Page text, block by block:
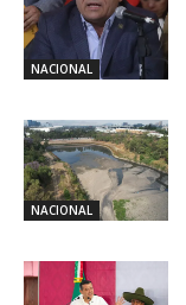
NACIONAL
NACIONAL